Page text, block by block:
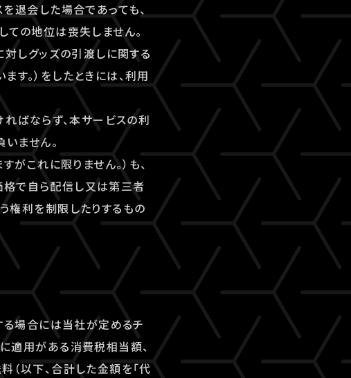
退会した場合であっても、
ての地位は喪失しません。
しグッズの引渡しに関する
。）をしたときには、利用
ばならず、本サービスの利
ません。
これに限りません。）も、
で自ら配信し又は第三者
権利を制限したりするもの
場合には当社が定めるチ
適用がある消費税相当額、
（以下、合計した金額を「代